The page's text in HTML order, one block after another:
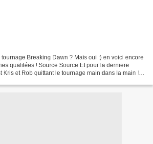
Breaking Dawn ? Mais oui :) en voici encore
qualitées ! Source Source Et pour la derniere
Kris et Rob quittant le tournage main dans la main !